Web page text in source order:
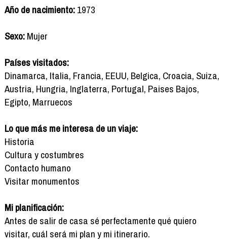
Año de nacimiento:1973
Sexo:Mujer
Países visitados:
Dinamarca, Italia, Francia, EEUU, Belgica, Croacia, Suiza,
Austria, Hungria, Inglaterra, Portugal, Paises Bajos,
Egipto, Marruecos
Lo que más me interesa de un viaje:
Historia
Cultura y costumbres
Contacto humano
Visitar monumentos
Mi planificación:
Antes de salir de casa sé perfectamente qué quiero
visitar, cuál será mi plan y mi itinerario.